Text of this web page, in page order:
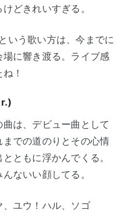
どきれいすぎる。
いう歌い方は、今までに
に響き渡る。ライブ感
！
は、デビュー曲として
での道のりとその心情
ともに浮かんでくる。
ないい顔してる。
ユウ！ハル、ソゴ